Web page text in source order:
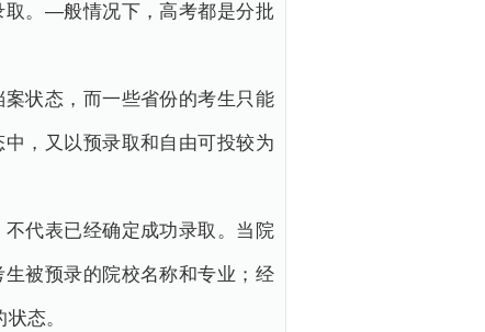
取。—般情况下，高考都是分批
状态，而一些省份的考生只能
，又以预录取和自由可投较为
代表已经确定成功录取。当院
被预录的院校名称和专业；经
态。